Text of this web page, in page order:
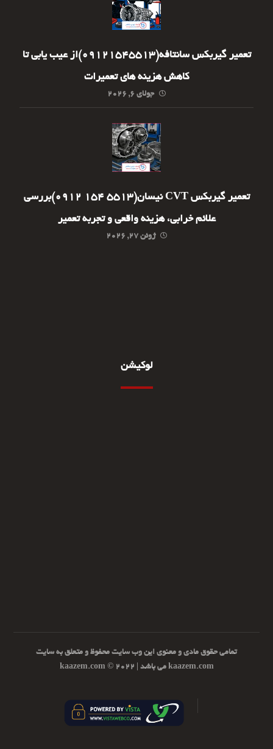
تعمیر گیربکس سانتافه(09121545513)از عیب یابی تا
کاهش هزینه های تعمیرات
جولای ۶, ۲۰۲۶
تعمیر گیربکس CVT نیسان(5513 154 0912)بررسی
علائم خرابی، هزینه واقعی و تجربه تعمیر
ژوئن ۲۷, ۲۰۲۶
لوکیشن
تمامی حقوق مادی و معنوی این وب سایت محفوظ و متعلق به سایت
kaazem.com می باشد | ۲۰۲۲ © kaazem.com